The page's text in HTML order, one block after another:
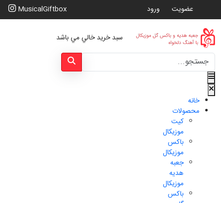
عضویت ورود MusicalGiftbox
Type 2 or more characters for results.
سبد خرید خالي مي باشد
خانه
محصولات
کیت
موزیکال
باکس
موزیکال
جعبه
هدیه
موزیکال
باکس